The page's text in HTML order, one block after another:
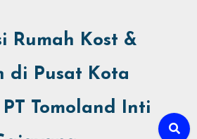
Rumah Kost &
di Pusat Kota
Tomoland Inti